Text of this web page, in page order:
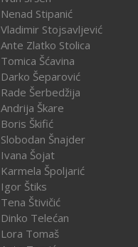
Nenad Stipanić
Vladimir Stojsavljević
Ante Zlatko Stolica
Tomica Šćavina
Darko Šeparović
Rade Šerbedžija
Andrija Škare
Boris Škifić
Slobodan Šnajder
Ivana Šojat
Karmela Špoljarić
Igor Štiks
Tena Štivičić
Dinko Telećan
Lora Tomaš